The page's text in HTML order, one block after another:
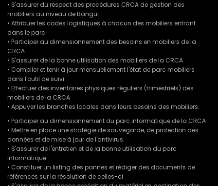
• S'assurer du respect des procédures CRCA de gestion des
mobiliers au niveau de Bangui
• Attribuer les codes logistiques à chacun des mobiliers entrant
dans le parc
• Participer au dimensionnement des besoins en mobiliers de la
CRCA
• S'assurer de la bonne utilisation des mobiliers de la CRCA
• Compiler et tenir à jour mensuellement l'état de parc mobiliers
dans l'outil de suivi
• Effectuer des inventaires physiques réguliers (trimestriels) des
mobiliers de la CRCA
• Appuyer les branches locales dans leurs besoins des mobiliers.
• Participer au dimensionnement du parc informatique de la CRCA
• Mettre en place une stratégie de sauvegarde, de protection des
données et de mise à jour de l'antivirus
• S'assurer de l'entretien et de la bonne utilisation du parc
informatique
• Constituer un listing des pannes et rédiger des documents de
références sur la résolution de celles-ci